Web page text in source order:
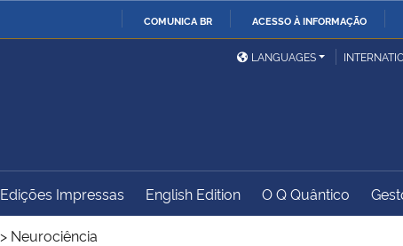
COMUNICA BR ACESSO À INFORMAÇÃO
Ministério da Defesa
Ministério das Relações
Exteriores
Ministério do
Desenvolvimento Regional
Controladoria-Geral da
LANGUAGES
Edições Impressas English Edition O Q Quântico
> Neurociência